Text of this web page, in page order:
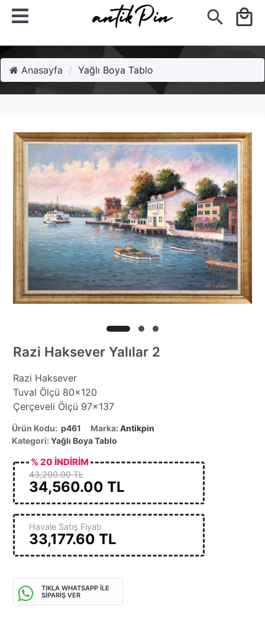
search local_mall
Anasayfa Yağlı Boya Tablo
Razi Haksever Yalılar 2
Razi Haksever
Tuval Ölçü 80x120
Çerçeveli Ölçü 97x137
Ürün Kodu: p461 Marka: Antikpin
Kategori: Yağlı Boya Tablo
43,200.00 TL
34,560.00 TL
% 20 İNDİRİM
Havale Satış Fiyatı
33,177.60 TL
TIKLA WHATSAPP İLE
SİPARİŞ VER